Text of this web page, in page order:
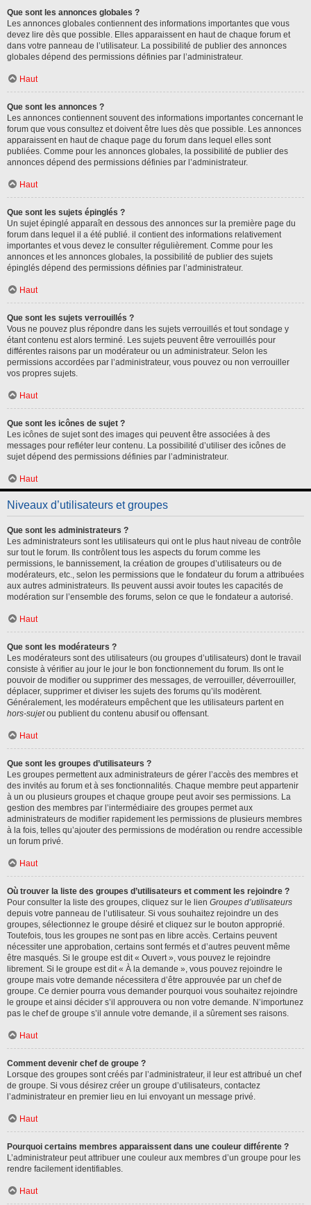
Que sont les annonces globales ?
Les annonces globales contiennent des informations importantes que vous
devez lire dès que possible. Elles apparaissent en haut de chaque forum et
dans votre panneau de l’utilisateur. La possibilité de publier des annonces
globales dépend des permissions définies par l’administrateur.
Haut
Que sont les annonces ?
Les annonces contiennent souvent des informations importantes concernant le
forum que vous consultez et doivent être lues dès que possible. Les annonces
apparaissent en haut de chaque page du forum dans lequel elles sont
publiées. Comme pour les annonces globales, la possibilité de publier des
annonces dépend des permissions définies par l’administrateur.
Haut
Que sont les sujets épinglés ?
Un sujet épinglé apparaît en dessous des annonces sur la première page du
forum dans lequel il a été publié. il contient des informations relativement
importantes et vous devez le consulter régulièrement. Comme pour les
annonces et les annonces globales, la possibilité de publier des sujets
épinglés dépend des permissions définies par l’administrateur.
Haut
Que sont les sujets verrouillés ?
Vous ne pouvez plus répondre dans les sujets verrouillés et tout sondage y
étant contenu est alors terminé. Les sujets peuvent être verrouillés pour
différentes raisons par un modérateur ou un administrateur. Selon les
permissions accordées par l’administrateur, vous pouvez ou non verrouiller
vos propres sujets.
Haut
Que sont les icônes de sujet ?
Les icônes de sujet sont des images qui peuvent être associées à des
messages pour refléter leur contenu. La possibilité d’utiliser des icônes de
sujet dépend des permissions définies par l’administrateur.
Haut
Niveaux d’utilisateurs et groupes
Que sont les administrateurs ?
Les administrateurs sont les utilisateurs qui ont le plus haut niveau de contrôle
sur tout le forum. Ils contrôlent tous les aspects du forum comme les
permissions, le bannissement, la création de groupes d’utilisateurs ou de
modérateurs, etc., selon les permissions que le fondateur du forum a attribuées
aux autres administrateurs. Ils peuvent aussi avoir toutes les capacités de
modération sur l’ensemble des forums, selon ce que le fondateur a autorisé.
Haut
Que sont les modérateurs ?
Les modérateurs sont des utilisateurs (ou groupes d’utilisateurs) dont le travail
consiste à vérifier au jour le jour le bon fonctionnement du forum. Ils ont le
pouvoir de modifier ou supprimer des messages, de verrouiller, déverrouiller,
déplacer, supprimer et diviser les sujets des forums qu’ils modèrent.
Généralement, les modérateurs empêchent que les utilisateurs partent en
hors-sujetou publient du contenu abusif ou offensant.
Haut
Que sont les groupes d’utilisateurs ?
Les groupes permettent aux administrateurs de gérer l’accès des membres et
des invités au forum et à ses fonctionnalités. Chaque membre peut appartenir
à un ou plusieurs groupes et chaque groupe peut avoir ses permissions. La
gestion des membres par l’intermédiaire des groupes permet aux
administrateurs de modifier rapidement les permissions de plusieurs membres
à la fois, telles qu’ajouter des permissions de modération ou rendre accessible
un forum privé.
Haut
Où trouver la liste des groupes d’utilisateurs et comment les rejoindre ?
Pour consulter la liste des groupes, cliquez sur le lien Groupes d’utilisateurs
depuis votre panneau de l’utilisateur. Si vous souhaitez rejoindre un des
groupes, sélectionnez le groupe désiré et cliquez sur le bouton approprié.
Toutefois, tous les groupes ne sont pas en libre accès. Certains peuvent
nécessiter une approbation, certains sont fermés et d’autres peuvent même
être masqués. Si le groupe est dit « Ouvert », vous pouvez le rejoindre
librement. Si le groupe est dit « À la demande », vous pouvez rejoindre le
groupe mais votre demande nécessitera d’être approuvée par un chef de
groupe. Ce dernier pourra vous demander pourquoi vous souhaitez rejoindre
le groupe et ainsi décider s’il approuvera ou non votre demande. N’importunez
pas le chef de groupe s’il annule votre demande, il a sûrement ses raisons.
Haut
Comment devenir chef de groupe ?
Lorsque des groupes sont créés par l’administrateur, il leur est attribué un chef
de groupe. Si vous désirez créer un groupe d’utilisateurs, contactez
l’administrateur en premier lieu en lui envoyant un message privé.
Haut
Pourquoi certains membres apparaissent dans une couleur différente ?
L’administrateur peut attribuer une couleur aux membres d’un groupe pour les
rendre facilement identifiables.
Haut